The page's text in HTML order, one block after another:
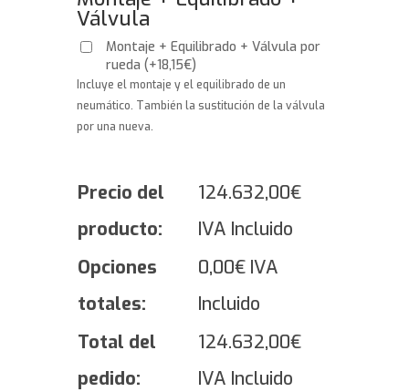
Válvula
Montaje + Equilibrado + Válvula por
rueda(+18,15€)
Incluye el montaje y el equilibrado de un
neumático. También la sustitución de la válvula
por una nueva.
Precio del
producto:
124.632,00€
IVA Incluido
Opciones
totales:
0,00€ IVA
Incluido
Total del
pedido:
124.632,00€
IVA Incluido